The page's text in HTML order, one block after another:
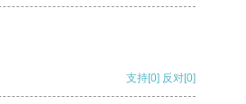
支持[0] 反对[0]